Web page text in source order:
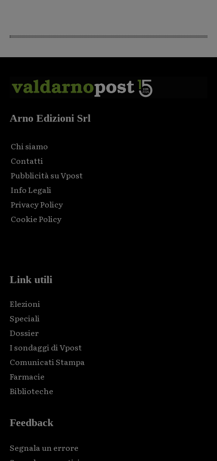
Arno Edizioni Srl
Chi siamo
Contatti
Pubblicità su Vpost
Info Legali
Privacy Policy
Cookie Policy
Link utili
Elezioni
Speciali
Dossier
I sondaggi di Vpost
Comunicati Stampa
Farmacie
Biblioteche
Feedback
Segnala un errore